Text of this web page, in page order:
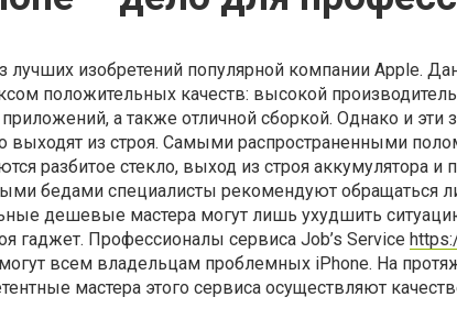
лучших изобретений популярной компании Apple.
положительных качеств: высокой
а также отличной сборкой. Однако и
выходят из строя. Самыми распространенными
разбитое стекло, выход из строя аккумулятора и
бедами специалисты рекомендуют обращаться
дешевые мастера могут лишь ухудшить
гаджет. Профессионалы сервиса Job’s Service
всем владельцам проблемных iPhone. На
мастера этого сервиса осуществляют